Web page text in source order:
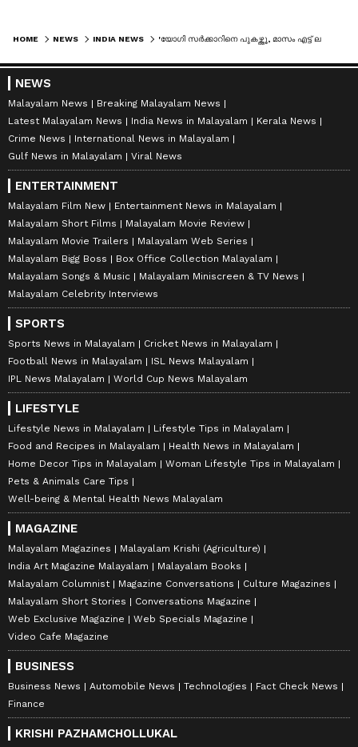
HOME NEWS INDIA NEWS
NEWS
Malayalam News
Breaking Malayalam News
Latest Malayalam News
India News in Malayalam
Kerala News
Crime News
International News in Malayalam
Gulf News in Malayalam
Viral News
ENTERTAINMENT
Malayalam Film New
Entertainment News in Malayalam
Malayalam Short Films
Malayalam Movie Review
Malayalam Movie Trailers
Malayalam Web Series
Malayalam Bigg Boss
Box Office Collection Malayalam
Malayalam Songs & Music
Malayalam Miniscreen & TV News
Malayalam Celebrity Interviews
SPORTS
Sports News in Malayalam
Cricket News in Malayalam
Football News in Malayalam
ISL News Malayalam
IPL News Malayalam
World Cup News Malayalam
LIFESTYLE
Lifestyle News in Malayalam
Lifestyle Tips in Malayalam
Food and Recipes in Malayalam
Health News in Malayalam
Home Decor Tips in Malayalam
Woman Lifestyle Tips in Malayalam
Pets & Animals Care Tips
Well-being & Mental Health News Malayalam
MAGAZINE
Malayalam Magazines
Malayalam Krishi (Agriculture)
India Art Magazine Malayalam
Malayalam Books
Malayalam Columnist
Magazine Conversations
Culture Magazines
Malayalam Short Stories
Conversations Magazine
Web Exclusive Magazine
Web Specials Magazine
Video Cafe Magazine
BUSINESS
Business News Automobile News Technologies
Fact Check News
Finance
KRISHI PAZHAMCHOLLUKAL